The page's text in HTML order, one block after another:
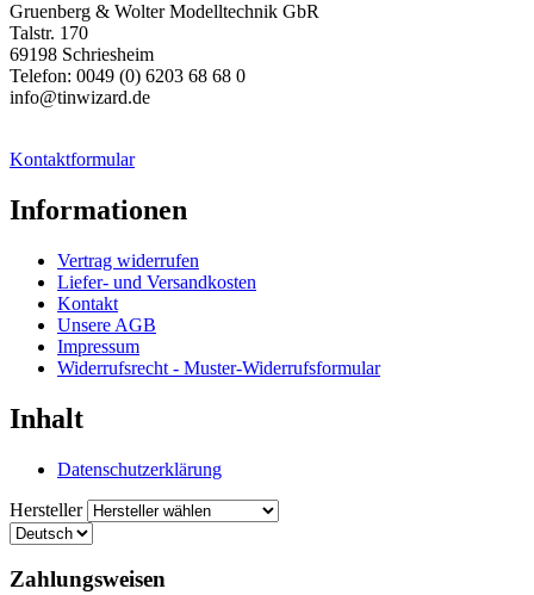
Gruenberg & Wolter Modelltechnik GbR
Talstr. 170
69198 Schriesheim
Telefon: 0049 (0) 6203 68 68 0
info@tinwizard.de
Kontaktformular
Informationen
Vertrag widerrufen
Liefer- und Versandkosten
Kontakt
Unsere AGB
Impressum
Widerrufsrecht - Muster-Widerrufsformular
Inhalt
Datenschutzerklärung
Hersteller
Zahlungsweisen